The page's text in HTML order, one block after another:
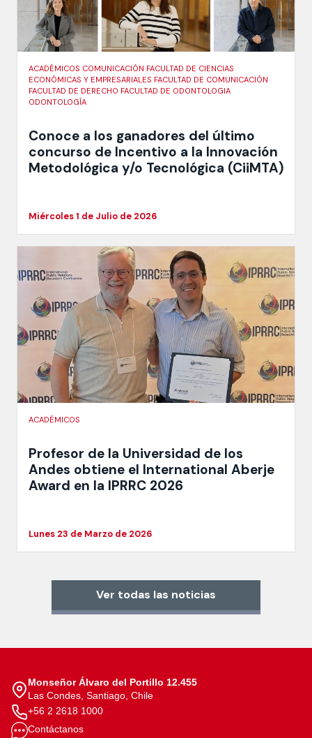
ACADÉMICOS COMUNICACIÓN FACULTAD DE CIENCIAS
ECONÓMICAS Y EMPRESARIALES FACULTAD DE COMUNICACIÓN
FACULTAD DE DERECHO FACULTAD DE ODONTOLOGIA
ODONTOLOGÍA
Conoce a los ganadores del último
concurso de Incentivo a la Innovación
Metodológica y/o Tecnológica (CiiMTA)
Miércoles 1 de Julio de 2026
ACADÉMICOS
Profesor de la Universidad de los
Andes obtiene el International Aberje
Award en la IPRRC 2026
Lunes 23 de Marzo de 2026
Ver todas las noticias
Monseñor Álvaro del Portillo 12.455
Las Condes, Santiago, Chile
+56 2 2618 1000
Contáctanos